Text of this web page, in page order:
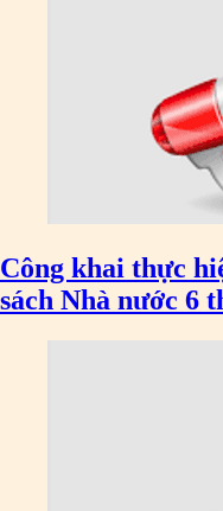
Công khai thực
sách Nhà nước 6